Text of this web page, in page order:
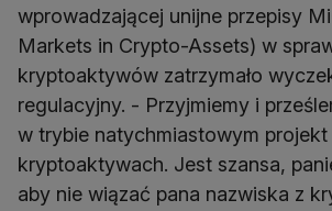
wprowadzającej unijne przepisy
Markets in Crypto-Assets) w
kryptoaktywów zatrzymało
regulacyjny. - Przyjmiemy i
w trybie natychmiastowym
kryptoaktywach. Jest szansa,
aby nie wiązać pana nazwiska z